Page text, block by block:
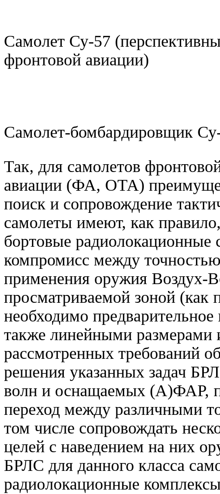
Самолет Су-57
фронтовой авиации)
Самолет-бомбардировщик
Так, для самолетов
авиации (ФА, ОТА)
поиск и сопровождение
самолеты имеют, как
бортовые радиолокационные
компромисс между
применения оружия Воздух-
просматриваемой зоной (как
необходимо предварительное
также линейными размерами
рассмотренных требований
решения указанных задач
волн и оснащаемых (А)ФАР,
переход между различными
том числе сопровождать
целей с наведением на них
БРЛС для данного класса
радиолокационные